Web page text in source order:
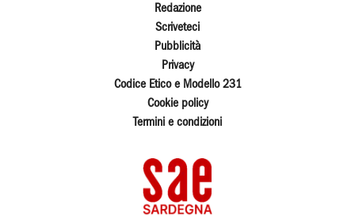
Redazione
Scriveteci
Pubblicità
Privacy
Codice Etico e Modello 231
Cookie policy
Termini e condizioni